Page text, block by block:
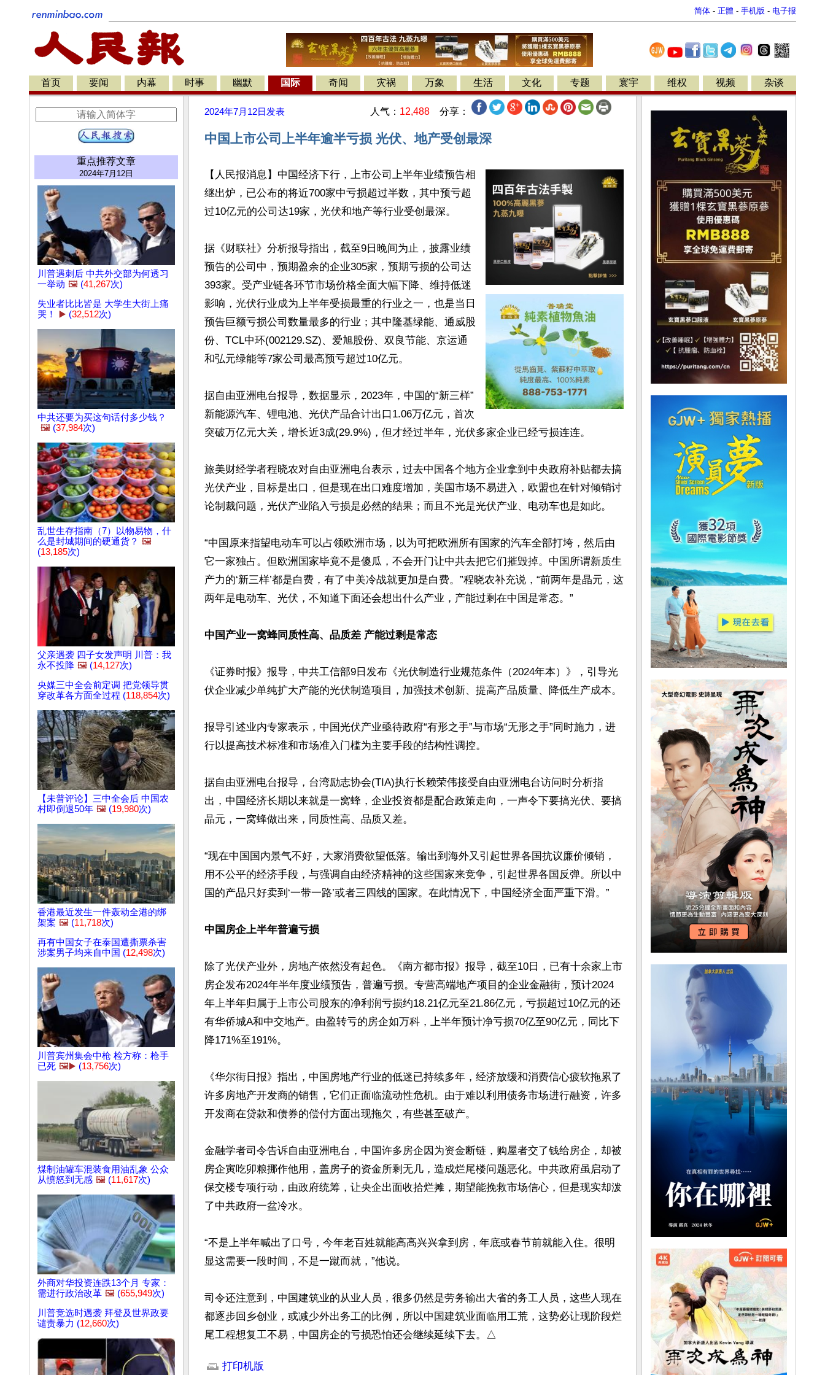
简体 - 正體 - 手机版 - 电子报
首页 要闻 内幕 时事 幽默 国际 奇闻 灾祸 万象 生活 文化 专题 寰宇 维权 视频 杂谈
重点推荐文章
2024年7月12日
川普遇刺后 中共外交部为何透习
一举动 🖼️ (41,267次)
失业者比比皆是 大学生大街上痛
哭！
▶️ (32,512次)
中共还要为买这句话付多少钱？
🖼️ (37,984次)
乱世生存指南（7）以物易物，什
么是封城期间的硬通货？ 🖼️
(13,185次)
父亲遇袭 四子女发声明 川普：我
永不投降 🖼️ (14,127次)
央媒三中全会前定调 把党领导贯
穿改革各方面全过程 (118,854次)
【未普评论】三中全会后 中国农
村即倒退50年 🖼️ (19,980次)
香港最近发生一件轰动全港的绑
架案 🖼️ (11,718次)
再有中国女子在泰国遭撕票杀害
涉案男子均来自中国 (12,498次)
川普宾州集会中枪 检方称：枪手
已死 🖼️▶️ (13,756次)
煤制油罐车混装食用油乱象 公众
从愤怒到无感 🖼️ (11,617次)
外商对华投资连跌13个月 专家：
需进行政治改革 🖼️ (655,949次)
川普竞选时遇袭 拜登及世界政要
谴责暴力 (12,660次)
2024年7月12日 发表 人气： 12,488 分享：
中国上市公司上半年逾半亏损 光伏、地产受创最深
【人民报消息】中国经济下行，上市公司上半年业绩预告相
继出炉，已公布的将近700家中亏损超过半数，其中预亏超
过10亿元的公司达19家，光伏和地产等行业受创最深。
据《财联社》分析报导指出，截至9日晚间为止，披露业绩
预告的公司中，预期盈余的企业305家，预期亏损的公司达
393家。受产业链各环节市场价格全面大幅下降、维持低迷
影响，光伏行业成为上半年受损最重的行业之一，也是当日
预告巨额亏损公司数量最多的行业；其中隆基绿能、通威股
份、TCL中环(002129.SZ)、爱旭股份、双良节能、京运通
和弘元绿能等7家公司最高预亏超过10亿元。
据自由亚洲电台报导，数据显示，2023年，中国的“新三样”
新能源汽车、锂电池、光伏产品合计出口1.06万亿元，首次
突破万亿元大关，增长近3成(29.9%)，但才经过半年，光伏多家企业已经亏损连连。
旅美财经学者程晓农对自由亚洲电台表示，过去中国各个地方企业拿到中央政府补贴都去搞
光伏产业，目标是出口，但是现在出口难度增加，美国市场不易进入，欧盟也在针对倾销讨
论制裁问题，光伏产业陷入亏损是必然的结果；而且不光是光伏产业、电动车也是如此。
“中国原来指望电动车可以占领欧洲市场，以为可把欧洲所有国家的汽车全部打垮，然后由
它一家独占。但欧洲国家毕竟不是傻瓜，不会开门让中共去把它们摧毁掉。中国所谓新质生
产力的‘新三样’都是白费，有了中美冷战就更加是白费。”程晓农补充说，“前两年是晶元，这
两年是电动车、光伏，不知道下面还会想出什么产业，产能过剩在中国是常态。”
中国产业一窝蜂同质性高、品质差 产能过剩是常态
《证券时报》报导，中共工信部9日发布《光伏制造行业规范条件（2024年本）》，引导光
伏企业减少单纯扩大产能的光伏制造项目，加强技术创新、提高产品质量、降低生产成本。
报导引述业内专家表示，中国光伏产业亟待政府“有形之手”与市场“无形之手”同时施力，进
行以提高技术标准和市场准入门槛为主要手段的结构性调控。
据自由亚洲电台报导，台湾励志协会(TIA)执行长赖荣伟接受自由亚洲电台访问时分析指
出，中国经济长期以来就是一窝蜂，企业投资都是配合政策走向，一声令下要搞光伏、要搞
晶元，一窝蜂做出来，同质性高、品质又差。
“现在中国国内景气不好，大家消费欲望低落。输出到海外又引起世界各国抗议廉价倾销，
用不公平的经济手段，与强调自由经济精神的这些国家来竞争，引起世界各国反弹。所以中
国的产品只好卖到‘一带一路’或者三四线的国家。在此情况下，中国经济全面严重下滑。”
中国房企上半年普遍亏损
除了光伏产业外，房地产依然没有起色。《南方都市报》报导，截至10日，已有十余家上市
房企发布2024年半年度业绩预告，普遍亏损。专营高端地产项目的企业金融街，预计2024
年上半年归属于上市公司股东的净利润亏损约18.21亿元至21.86亿元，亏损超过10亿元的还
有华侨城A和中交地产。由盈转亏的房企如万科，上半年预计净亏损70亿至90亿元，同比下
降171%至191%。
《华尔街日报》指出，中国房地产行业的低迷已持续多年，经济放缓和消费信心疲软拖累了
许多房地产开发商的销售，它们正面临流动性危机。由于难以利用债务市场进行融资，许多
开发商在贷款和债券的偿付方面出现拖欠，有些甚至破产。
金融学者司令告诉自由亚洲电台，中国许多房企因为资金断链，购屋者交了钱给房企，却被
房企寅吃卯粮挪作他用，盖房子的资金所剩无几，造成烂尾楼问题恶化。中共政府虽启动了
保交楼专项行动，由政府统筹，让央企出面收拾烂摊，期望能挽救市场信心，但是现实却泼
了中共政府一盆冷水。
“不是上半年喊出了口号，今年老百姓就能高高兴兴拿到房，年底或春节前就能入住。很明
显这需要一段时间，不是一蹴而就，”他说。
司令还注意到，中国建筑业的从业人员，很多仍然是劳务输出大省的务工人员，这些人现在
都逐步回乡创业，或减少外出务工的比例，所以中国建筑业面临用工荒，这势必让现阶段烂
尾工程想复工不易，中国房企的亏损恐怕还会继续延续下去。△
打印机版